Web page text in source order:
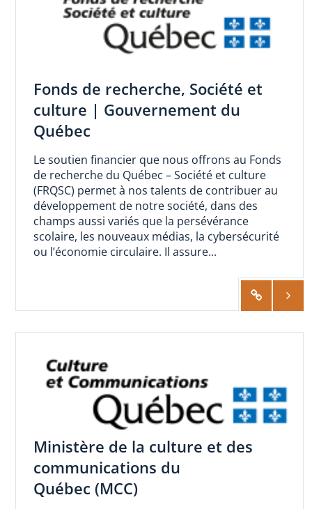
Fonds de recherche, Société et
culture | Gouvernement du
Québec
Le soutien financier que nous offrons au Fonds
de recherche du Québec – Société et culture
(FRQSC) permet à nos talents de contribuer au
développement de notre société, dans des
champs aussi variés que la persévérance
scolaire, les nouveaux médias, la cybersécurité
ou l’économie circulaire. Il assure...
Ministère de la culture et des
communications du
Québec (MCC)